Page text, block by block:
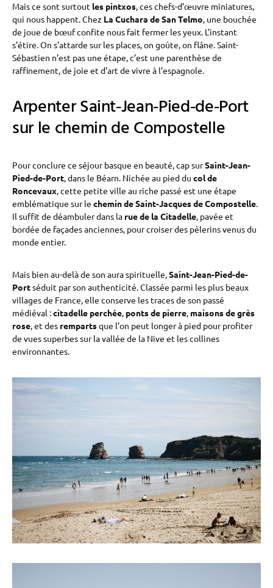
Mais ce sont surtout les pintxos, ces chefs-d’œuvre miniatures,
qui nous happent. Chez La Cuchara de San Telmo, une bouchée
de joue de bœuf confite nous fait fermer les yeux. L’instant
s’étire. On s’attarde sur les places, on goûte, on flâne. Saint-
Sébastien n’est pas une étape, c’est une parenthèse de
raffinement, de joie et d’art de vivre à l’espagnole.
Arpenter Saint‑Jean‑Pied‑de‑Port
sur le chemin de Compostelle
Pour conclure ce séjour basque en beauté, cap surSaint-Jean-
Pied-de-Port, dans le Béarn. Nichée au pied du col de
Roncevaux, cette petite ville au riche passé est une étape
emblématique sur le chemin de Saint-Jacques de Compostelle.
Il suffit de déambuler dans la rue de la Citadelle, pavée et
bordée de façades anciennes, pour croiser des pèlerins venus du
monde entier.
Mais bien au-delà de son aura spirituelle,Saint-Jean-Pied-de-
Portséduit par son authenticité. Classée parmi les plus beaux
villages de France, elle conserve les traces de son passé
médiéval :citadelle perchée, ponts de pierre, maisons de grès
rose, et des rempartsque l’on peut longer à pied pour profiter
de vues superbes sur la vallée de la Nive et les collines
environnantes.